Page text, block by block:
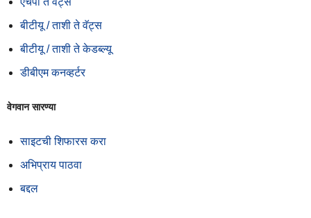
बीटीयू / ताशी ते वॅट्स
बीटीयू / ताशी ते केडब्ल्यू
डीबीएम कनव्हर्टर
वेगवान सारण्या
साइटची शिफारस करा
अभिप्राय पाठवा
बद्दल